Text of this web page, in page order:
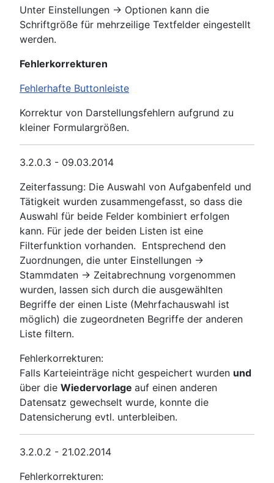
Unter Einstellungen -> Optionen kann die
Schriftgröße für mehrzeilige Textfelder eingestellt
werden.
Fehlerkorrekturen
Fehlerhafte Buttonleiste
Korrektur von Darstellungsfehlern aufgrund zu
kleiner Formulargrößen.
3.2.0.3 - 09.03.2014
Zeiterfassung: Die Auswahl von Aufgabenfeld und
Tätigkeit wurden zusammengefasst, so dass die
Auswahl für beide Felder kombiniert erfolgen
kann. Für jede der beiden Listen ist eine
Filterfunktion vorhanden. Entsprechend den
Zuordnungen, die unter Einstellungen ->
Stammdaten -> Zeitabrechnung vorgenommen
wurden, lassen sich durch die ausgewählten
Begriffe der einen Liste (Mehrfachauswahl ist
möglich) die zugeordneten Begriffe der anderen
Liste filtern.
Fehlerkorrekturen:
Falls Karteieinträge nicht gespeichert wurden und
über die Wiedervorlage auf einen anderen
Datensatz gewechselt wurde, konnte die
Datensicherung evtl. unterbleiben.
3.2.0.2 - 21.02.2014
Fehlerkorrekturen: